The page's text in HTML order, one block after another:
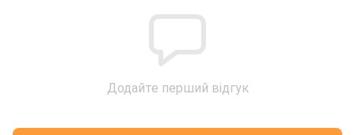
Додайте перший відгук